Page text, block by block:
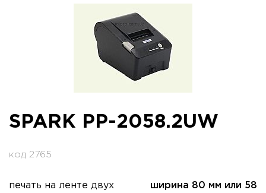
SPARK PP-2058.2UW
код 2765
печать на ленте двух
ширина 80 мм или 58